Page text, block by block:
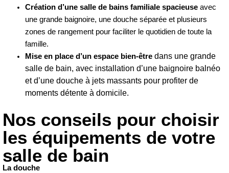
Création d’une salle de bains familiale spacieuseavec
une grande baignoire, une douche séparée et plusieurs
zones de rangement pour faciliter le quotidien de toute la
famille.
Mise en place d’un espace bien-êtredans une grande
salle de bain, avec installation d’une baignoire balnéo
et d’une douche à jets massants pour profiter de
moments détente à domicile.
Nos conseils pour choisir
les équipements de votre
salle de bain
La douche